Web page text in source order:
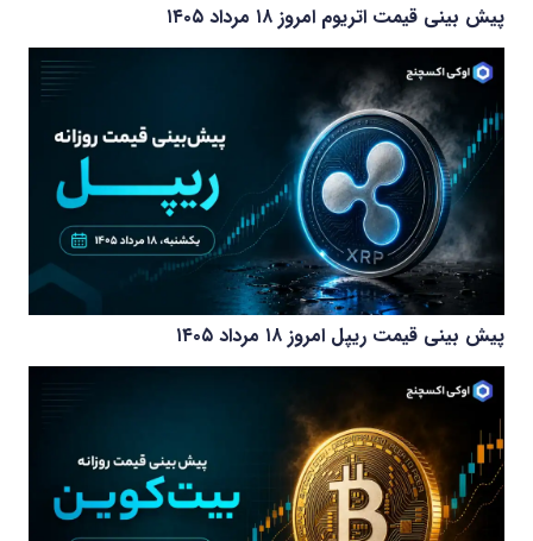
پیش بینی قیمت اتریوم امروز ۱۸ مرداد ۱۴۰۵
پیش بینی قیمت ریپل امروز ۱۸ مرداد ۱۴۰۵